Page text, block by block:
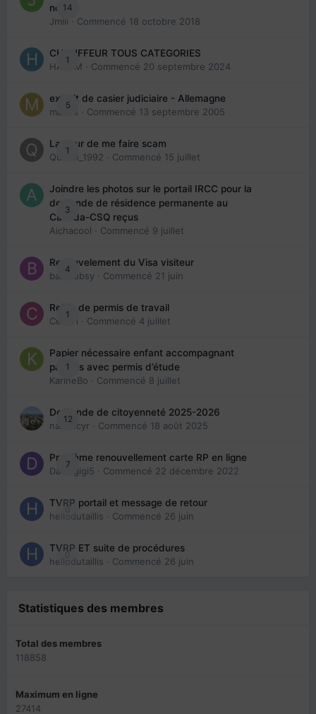
14
note
Jmili · Commencé 18 octobre 2018
1
CHAUFFEUR TOUS CATEGORIES
HAZEM · Commencé 20 septembre 2024
5
extrait de casier judiciaire - Allemagne
maries · Commencé 13 septembre 2005
1
La peur de me faire scam
Queen_1992 · Commencé 15 juillet
3
Joindre les photos sur le portail IRCC pour la
demande de résidence permanente au
Canada-CSQ reçus
Aichacool · Commencé 9 juillet
4
Renouvelement du Visa visiteur
babibubsy · Commencé 21 juin
1
Refus de permis de travail
Cedbri · Commencé 4 juillet
1
Papier nécessaire enfant accompagnant
parents avec permis d’étude
KarineBo · Commencé 8 juillet
12
Demande de citoyenneté 2025-2026
nanancyr · Commencé 18 août 2025
7
Problème renouvellement carte RP en ligne
Davidgigi5 · Commencé 22 décembre 2022
0
TVRP portail et message de retour
hellodutaillis · Commencé 26 juin
0
TVRP ET suite de procédures
hellodutaillis · Commencé 26 juin
Statistiques des membres
Total des membres
118858
Maximum en ligne
27414